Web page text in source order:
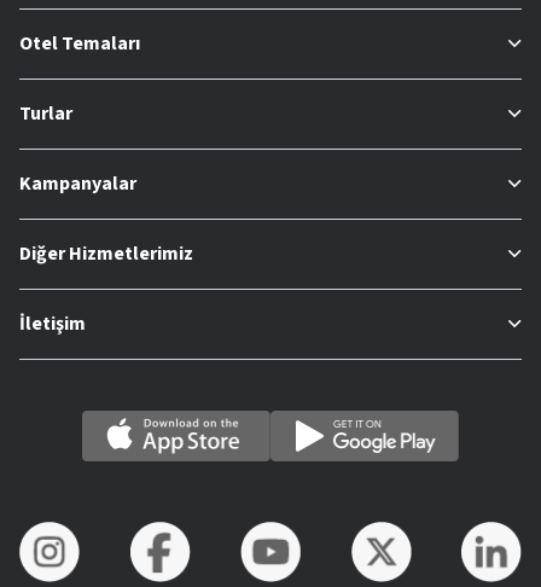
Otel Temaları
Turlar
Kampanyalar
Diğer Hizmetlerimiz
İletişim